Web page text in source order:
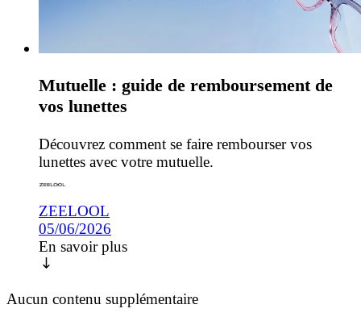
Mutuelle : guide de remboursement de
vos lunettes
Découvrez comment se faire rembourser vos
lunettes avec votre mutuelle.
ZEELOOL
05/06/2026
En savoir plus
Aucun contenu supplémentaire